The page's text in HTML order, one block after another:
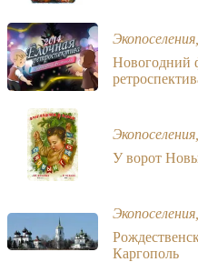
Новогодний
У ворот
Каргополь